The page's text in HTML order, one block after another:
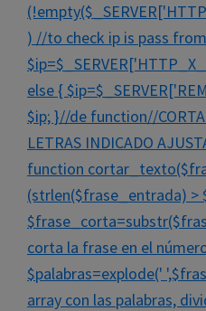
) //to check ip is pass
else {
$ip; }//de function//CORTA
LETRAS INDICADO
function
(strlen($frase_entrada) >
corta la frase en el
$palabras=explode('
array con las palabras,